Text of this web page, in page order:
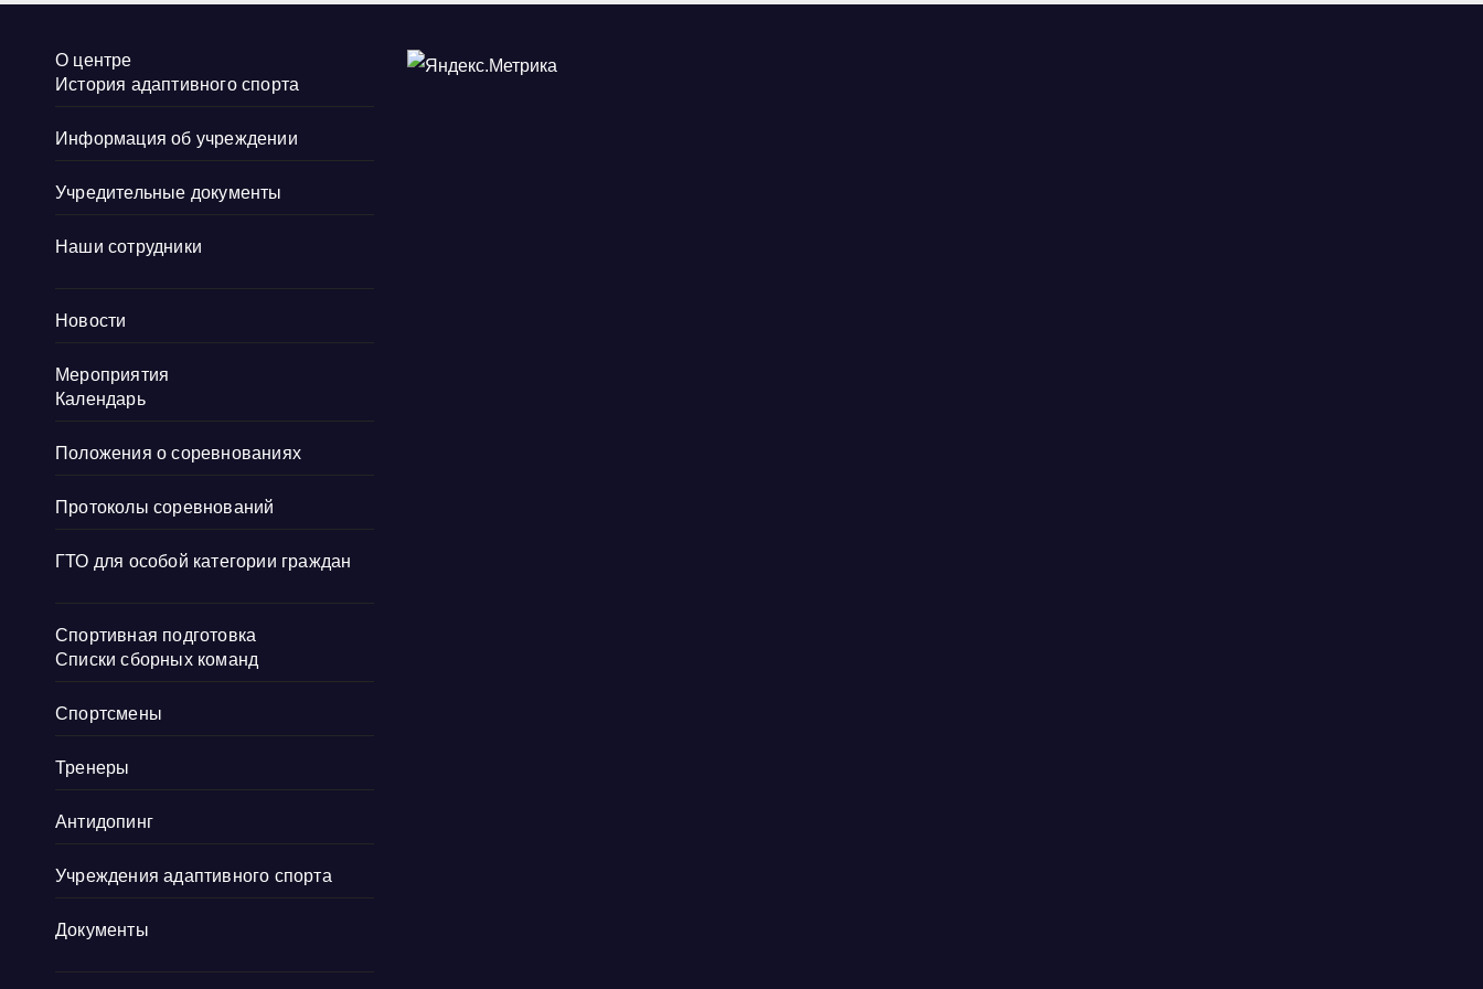
О центре
История адаптивного спорта
Информация об учреждении
Учредительные документы
Наши сотрудники
Новости
Мероприятия
Календарь
Положения о соревнованиях
Протоколы соревнований
ГТО для особой категории граждан
Спортивная подготовка
Списки сборных команд
Спортсмены
Тренеры
Антидопинг
Учреждения адаптивного спорта
Документы